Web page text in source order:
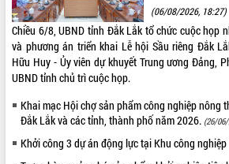
(06/08/2026, 18:27)
Chiều 6/8, UBND tỉnh Đắk Lắk tổ chức cuộc họp
và phương án triển khai Lễ hội Sầu riêng Đắk
Hữu Huy - Ủy viên dự khuyết Trung ương Đảng,
UBND tỉnh chủ trì cuộc họp.
Khai mạc Hội chợ sản phẩm công nghiệp nông
Đắk Lắk và các tỉnh, thành phố năm 2026. (26/
Khởi công 3 dự án động lực tại Khu công